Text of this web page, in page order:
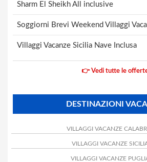
Sharm El Sheikh All inclusive
Soggiorni Brevi Weekend Villaggi
Villaggi Vacanze Sicilia Nave Inclusa
👉 Vedi tutte le
DESTINAZIONI
VILLAGGI VACANZE
VILLAGGI VACANZE
VILLAGGI VACANZE